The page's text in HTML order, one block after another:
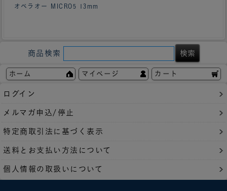
オペラオー MICRO5 13mm
商品検索
ホーム マイページ カート
ログイン
メルマガ申込/停止
特定商取引法に基づく表示
送料とお支払い方法について
個人情報の取扱いについて